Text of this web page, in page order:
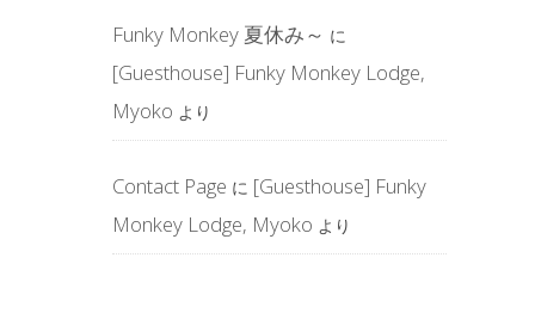
Funky Monkey 夏休み～ に
[Guesthouse] Funky Monkey Lodge,
Myoko より
Contact Page に [Guesthouse] Funky
Monkey Lodge, Myoko より